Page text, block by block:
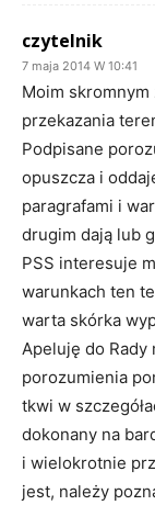
czytelnik
7 maja 2014 W 10:41
Moim
przekazania
Podpisane
opuszcza i
paragrafami i
drugim dają lub
PSS interesuje
warunkach ten
warta skórka
Apeluję do
porozumienia
tkwi w
dokonany na
i wielokrotnie
jest, należy